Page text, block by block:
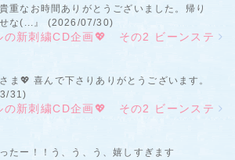
重なお時間ありがとうございました。帰り
な(...』 (2026/07/30)
の新刺繍CD企画💖 その2 ビーンステ
💖 喜んで下さりありがとうございます。
31)
の新刺繍CD企画💖 その2 ビーンステ
たー！！う、う、う、嬉しすぎます